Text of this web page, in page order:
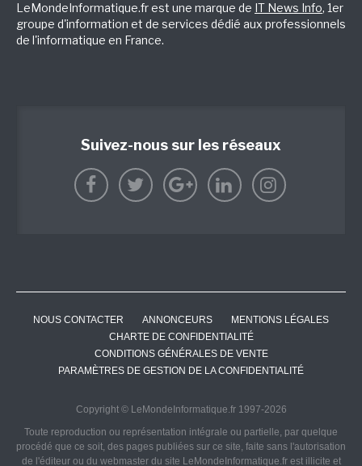
LeMondeInformatique.fr est une marque de IT News Info, 1er
groupe d'information et de services dédié aux professionnels
de l'informatique en France.
Suivez-nous sur les réseaux
NOUS CONTACTER ANNONCEURS
MENTIONS LÉGALES
CHARTE DE CONFIDENTIALITÉ
CONDITIONS GÉNÉRALES DE VENTE
PARAMÈTRES DE GESTION DE LA CONFIDENTIALITÉ
Copyright © LeMondeInformatique.fr 1997-2026
Toute reproduction ou représentation intégrale ou partielle, par quelque
procédé que ce soit, des pages publiées sur ce site, faite sans l'autorisation
de l'éditeur ou du webmaster du site LeMondeInformatique.fr est illicite et